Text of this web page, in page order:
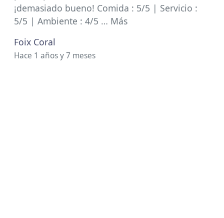
¡demasiado bueno! Comida : 5/5 | Servicio :
5/5 | Ambiente : 4/5 … Más
Foix Coral
Hace 1 años y 7 meses